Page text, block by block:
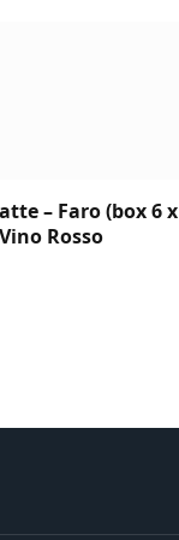
– Faro (box 6 x
Rosso